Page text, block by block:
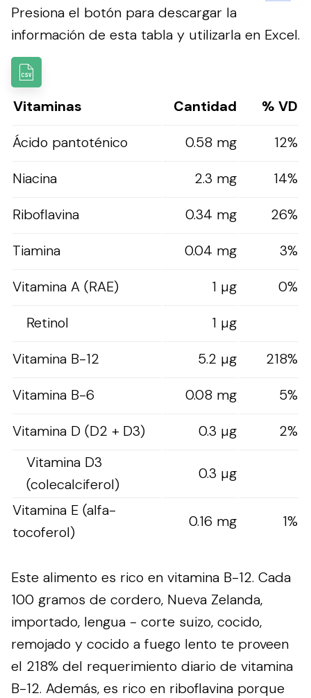
Presiona el botón para descargar la
información de esta tabla y utilizarla en Excel.
Vitaminas Cantidad
% VD
Ácido pantoténico
0.58 mg
12%
Niacina
2.3 mg
14%
Riboflavina
0.34 mg
26%
Tiamina
0.04 mg
3%
Vitamina A (RAE)
1 µg
0%
Retinol
1 µg
Vitamina B-12
5.2 µg
218%
Vitamina B-6
0.08 mg
5%
Vitamina D (D2 + D3)
0.3 µg
2%
Vitamina D3
(colecalciferol)
0.3 µg
Vitamina E (alfa-
tocoferol)
0.16 mg 1%
Este alimento es rico en vitamina B-12. Cada
100 gramos de cordero, Nueva Zelanda,
importado, lengua - corte suizo, cocido,
remojado y cocido a fuego lento te proveen
el 218% del requerimiento diario de vitamina
B-12. Además, es rico en riboflavina porque